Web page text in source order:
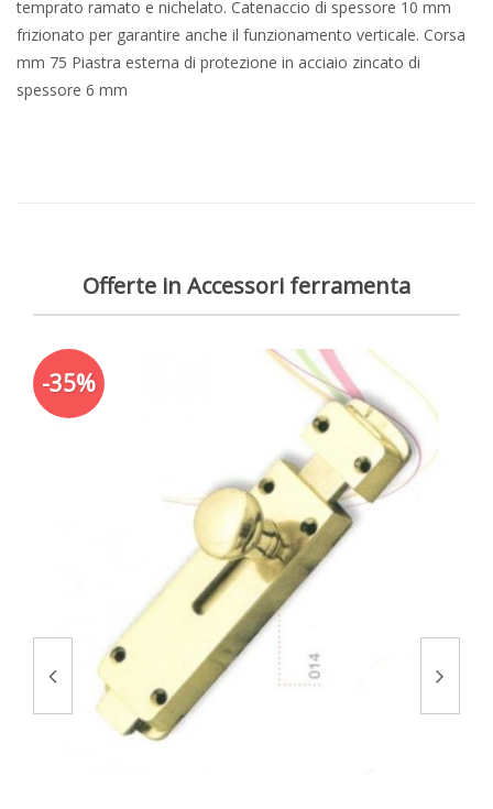
temprato ramato e nichelato. Catenaccio di spessore 10 mm
frizionato per garantire anche il funzionamento verticale. Corsa
mm 75 Piastra esterna di protezione in acciaio zincato di
spessore 6 mm
Offerte in Accessori ferramenta
-35%